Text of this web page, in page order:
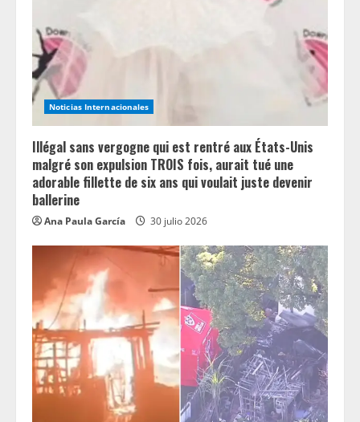
Noticias Internacionales
Illégal sans vergogne qui est rentré aux États-Unis
malgré son expulsion TROIS fois, aurait tué une
adorable fillette de six ans qui voulait juste devenir
ballerine
Ana Paula García 30 julio 2026